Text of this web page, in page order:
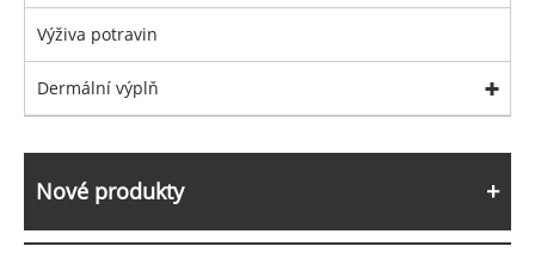
Výživa potravin
Dermální výplň
Nové produkty